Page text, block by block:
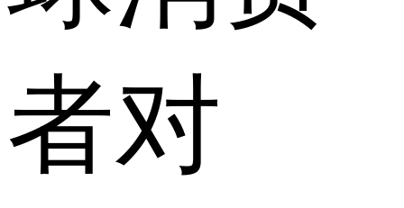
者对